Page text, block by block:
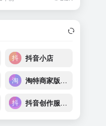
抖音小店
淘特商家版后台
抖音创作服务平台